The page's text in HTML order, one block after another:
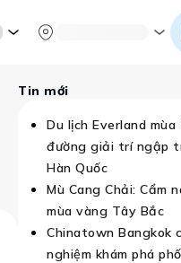
Tin mới
Du lịch Everland
đường giải trí ngập
Hàn Quốc
Mù Cang Chải: Cẩm
mùa vàng Tây Bắc
Chinatown Bangkok
nghiệm khám phá
Từ cố đô đến